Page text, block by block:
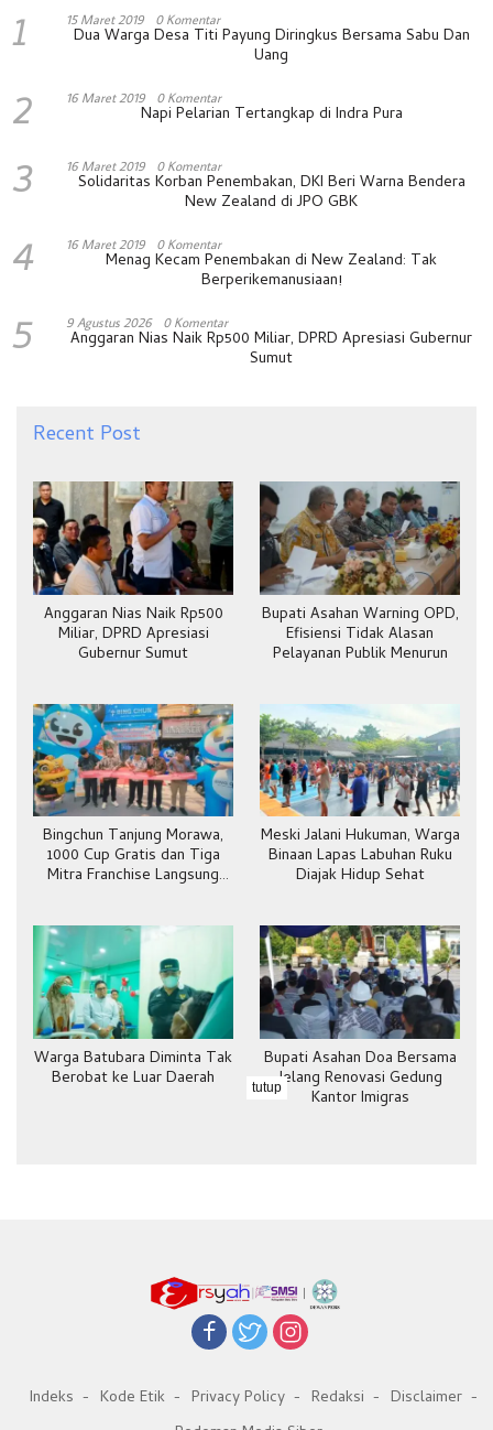
1 15 Maret 2019 0 Komentar
Dua Warga Desa Titi Payung Diringkus Bersama Sabu Dan
Uang
2 16 Maret 2019 0 Komentar
Napi Pelarian Tertangkap di Indra Pura
3 16 Maret 2019 0 Komentar
Solidaritas Korban Penembakan, DKI Beri Warna Bendera
New Zealand di JPO GBK
4 16 Maret 2019 0 Komentar
Menag Kecam Penembakan di New Zealand: Tak
Berperikemanusiaan!
5 9 Agustus 2026 0 Komentar
Anggaran Nias Naik Rp500 Miliar, DPRD Apresiasi Gubernur
Sumut
Recent Post
Anggaran Nias Naik Rp500
Miliar, DPRD Apresiasi
Gubernur Sumut
Bupati Asahan Warning OPD,
Efisiensi Tidak Alasan
Pelayanan Publik Menurun
Bingchun Tanjung Morawa,
1000 Cup Gratis dan Tiga
Mitra Franchise Langsung
Meski Jalani Hukuman, Warga
Binaan Lapas Labuhan Ruku
Diajak Hidup Sehat
Warga Batubara Diminta Tak
Berobat ke Luar Daerah
Bupati Asahan Doa Bersama
Jelang Renovasi Gedung
Kantor Imigras
Indeks Kode Etik Privacy Policy Redaksi
Disclaimer
tutup